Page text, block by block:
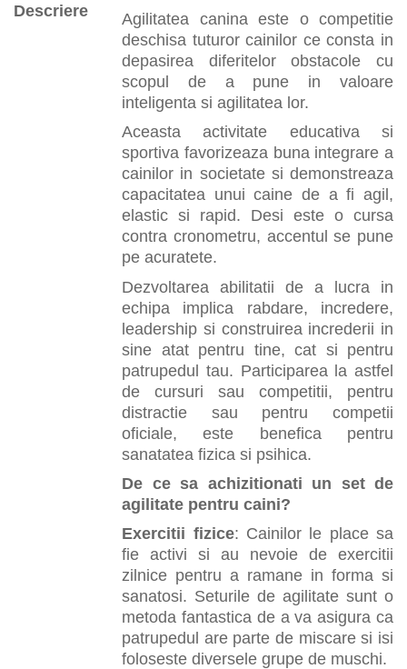
Descriere
Agilitatea canina este o competitie
deschisa tuturor cainilor ce consta in
depasirea diferitelor obstacole cu
scopul de a pune in valoare
inteligenta si agilitatea lor.
Aceasta activitate educativa si
sportiva favorizeaza buna integrare a
cainilor in societate si demonstreaza
capacitatea unui caine de a fi agil,
elastic si rapid. Desi este o cursa
contra cronometru, accentul se pune
pe acuratete.
Dezvoltarea abilitatii de a lucra in
echipa implica rabdare, incredere,
leadership si construirea increderii in
sine atat pentru tine, cat si pentru
patrupedul tau. Participarea la astfel
de cursuri sau competitii, pentru
distractie sau pentru competii
oficiale, este benefica pentru
sanatatea fizica si psihica.
De ce sa achizitionati un set de
agilitate pentru caini?
Exercitii fizice: Cainilor le place sa
fie activi si au nevoie de exercitii
zilnice pentru a ramane in forma si
sanatosi. Seturile de agilitate sunt o
metoda fantastica de a va asigura ca
patrupedul are parte de miscare si isi
foloseste diversele grupe de muschi.